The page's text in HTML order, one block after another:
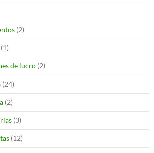
(2)
(1)
de lucro (2)
(24)
(2)
(3)
(12)